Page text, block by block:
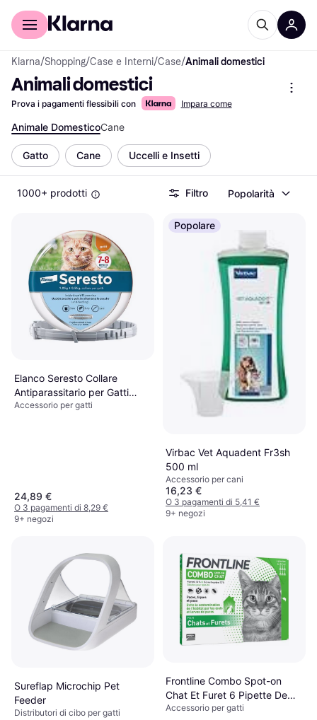
Per il tuo shopping
Klarna/Shopping/Case e Interni/Case/Animali domestici
Animali domestici
Prova i pagamenti flessibili con Impara come
Animale DomesticoCane
Gatto Cane Uccelli e Insetti
1000+ prodotti Filtro Popolarità
Elanco Seresto Collare
Antiparassitario per Gatti
1,25g
Accessorio per gatti
24,89 €
O 3 pagamenti di 8,29 €
9+ negozi
Popolare
Virbac Vet Aquadent Fr3sh
500 ml
Accessorio per cani
16,23 €
O 3 pagamenti di 5,41 €
9+ negozi
Sureflap Microchip Pet
Feeder
Distributori di cibo per gatti
Frontline Combo Spot-on
Chat Et Furet 6 Pipette De
0.5ml
Accessorio per gatti